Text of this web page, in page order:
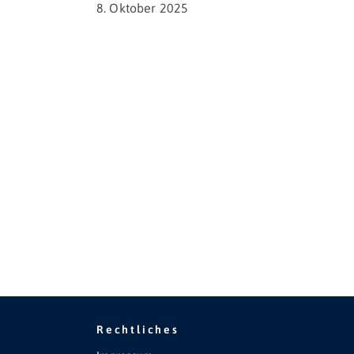
8. Oktober 2025
Rechtliches